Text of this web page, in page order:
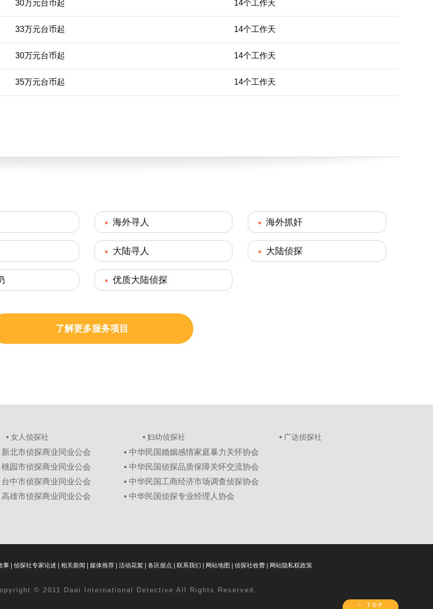
30万元台币起 14个工作天
33万元台币起 14个工作天
30万元台币起 14个工作天
35万元台币起 14个工作天
海外寻人 海外抓奸
大陆寻人 大陆侦探
优质大陆侦探
了解更多服务项目
▪ 女人侦探社 ▪ 妇幼侦探社 ▪ 广达侦探社
新北市侦探商业同业公会
桃园市侦探商业同业公会
台中市侦探商业同业公会
高雄市侦探商业同业公会
▪ 中华民国婚姻感情家庭暴力关怀协会
▪ 中华民国侦探品质保障关怀交流协会
▪ 中华民国工商经济市场调查侦探协会
▪ 中华民国侦探专业经理人协会
事 侦探社专家论述 相关新闻 媒体推荐 活动花絮 各区据点 联系我们 网站地图 侦探社收费 网站隐私权政策
© 2011 Daai International Detective All Rights Reserved.